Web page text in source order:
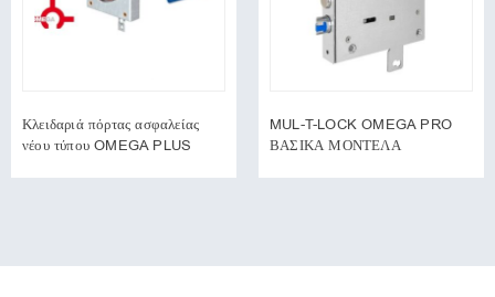
Κλειδαριά πόρτας ασφαλείας
νέου τύπου OMEGA PLUS
MUL-T-LOCK OMEGA PRO
ΒΑΣΙΚΑ ΜΟΝΤΕΛΑ